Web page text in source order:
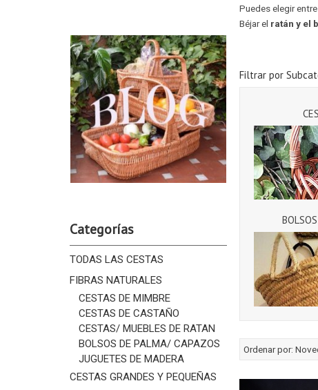
Categorías
TODAS LAS CESTAS
FIBRAS NATURALES
CESTAS DE MIMBRE
CESTAS DE CASTAÑO
CESTAS/ MUEBLES DE RATAN
BOLSOS DE PALMA/ CAPAZOS
JUGUETES DE MADERA
CESTAS GRANDES Y PEQUEÑAS
Puedes elegir entre
Béjar el ratán y el
Filtrar por
Ordenar por: